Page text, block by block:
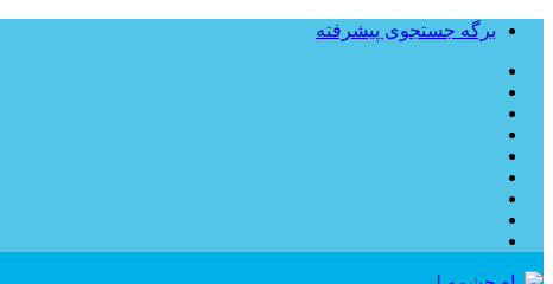
برگه جستجوی پیشرفته